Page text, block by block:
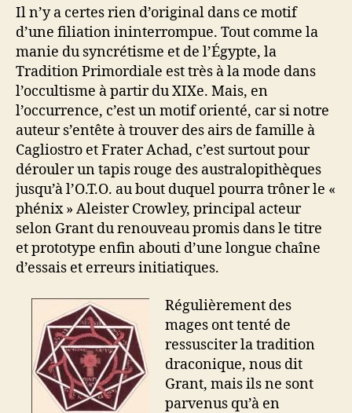
Il n’y a certes rien d’original dans ce motif
d’une filiation ininterrompue. Tout comme la
manie du syncrétisme et de l’Égypte, la
Tradition Primordiale est très à la mode dans
l’occultisme à partir du XIXe. Mais, en
l’occurrence, c’est un motif orienté, car si notre
auteur s’entête à trouver des airs de famille à
Cagliostro et Frater Achad, c’est surtout pour
dérouler un tapis rouge des australopithèques
jusqu’à l’O.T.O. au bout duquel pourra trôner le «
phénix » Aleister Crowley, principal acteur
selon Grant du renouveau promis dans le titre
et prototype enfin abouti d’une longue chaîne
d’essais et erreurs initiatiques.
Régulièrement des
mages ont tenté de
ressusciter la tradition
draconique, nous dit
Grant, mais ils ne sont
parvenus qu’à en